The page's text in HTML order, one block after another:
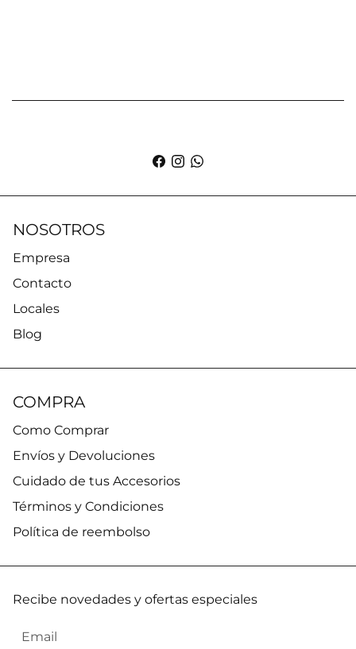
NOSOTROS
Empresa
Contacto
Locales
Blog
COMPRA
Como Comprar
Envíos y Devoluciones
Cuidado de tus Accesorios
Términos y Condiciones
Política de reembolso
Recibe novedades y ofertas especiales